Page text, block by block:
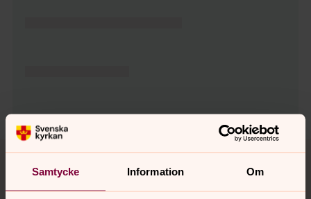
Samtycke Information Om
Tillbaka till toppen
Tillbaka till innehållet